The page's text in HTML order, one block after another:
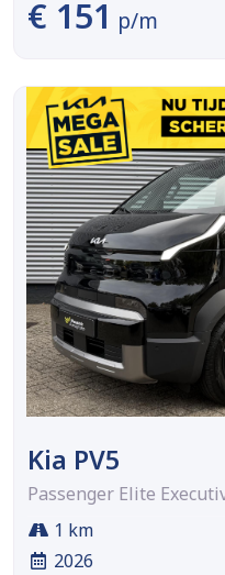
€ 151 p/m
Kia PV5
Passenger Elite
1 km
2026